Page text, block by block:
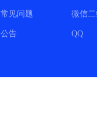
常见问题
公告
微信
QQ